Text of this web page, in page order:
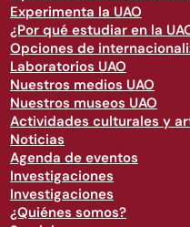
Experimenta la UAO
¿Por qué estudiar en la
Opciones de
Laboratorios UAO
Nuestros medios UAO
Nuestros museos UAO
Actividades culturales y
Noticias
Agenda de eventos
Investigaciones
Investigaciones
¿Quiénes somos?